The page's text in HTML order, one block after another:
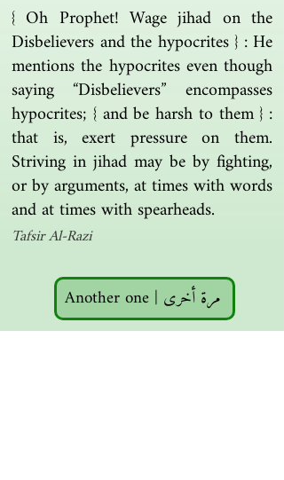
{ Oh Prophet! Wage jihad on the
Disbelievers and the hypocrites } : He
mentions the hypocrites even though
saying “Disbelievers” encompasses
hypocrites; { and be harsh to them } :
that is, exert pressure on them.
Striving in jihad may be by fighting,
or by arguments, at times with words
and at times with spearheads.
Tafsir Al-Razi
Another one | مرة أخرى